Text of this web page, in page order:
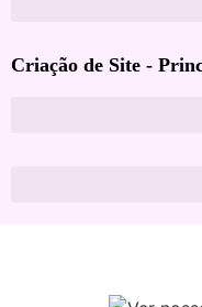
Criação de Site -